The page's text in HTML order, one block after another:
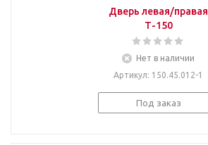
Дверь левая/правая
Т-150
Нет в наличии
Артикул: 150.45.012-1
Под заказ